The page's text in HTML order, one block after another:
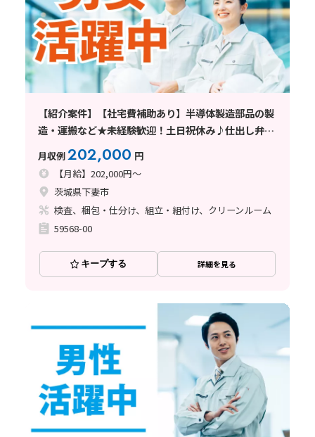
【紹介案件】【社宅費補助あり】半導体製造部品の製
造・運搬など★未経験歓迎！土日祝休み♪仕出し弁当
月収例202,000 円
【月給】202,000円～
茨城県下妻市
検査、梱包・仕分け、組立・組付け、クリーンルーム
59568-00
キープする 詳細を見る